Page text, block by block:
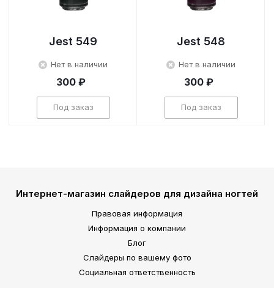
Jest 549
Нет в наличии
300 ₽
Под заказ
Jest 548
Нет в наличии
300 ₽
Под заказ
Интернет-магазин слайдеров для дизайна ногтей
Правовая информация
Информация о компании
Блог
Слайдеры по вашему фото
Социальная ответственность